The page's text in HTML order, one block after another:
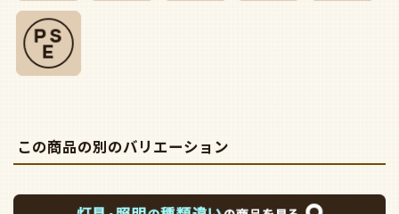
この商品の別のバリエーション